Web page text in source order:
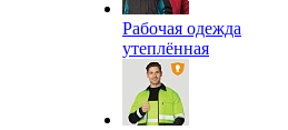
Рабочая одежда
утеплённая